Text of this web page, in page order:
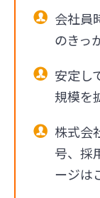
会社員
のきっ
安定し
規模を
株式会
号、採
ージは